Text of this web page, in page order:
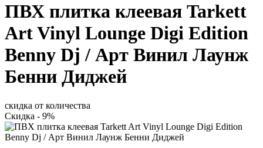
ПВХ плитка клеевая Tarkett
Art Vinyl Lounge Digi Edition
Benny Dj / Арт Винил Лаунж
Бенни Диджей
скидка от количества
Скидка - 9%